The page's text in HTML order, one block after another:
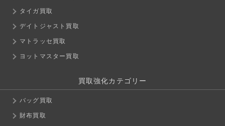
タイガ買取
デイトジャスト買取
マトラッセ買取
ヨットマスター買取
買取強化カテゴリー
バッグ買取
財布買取